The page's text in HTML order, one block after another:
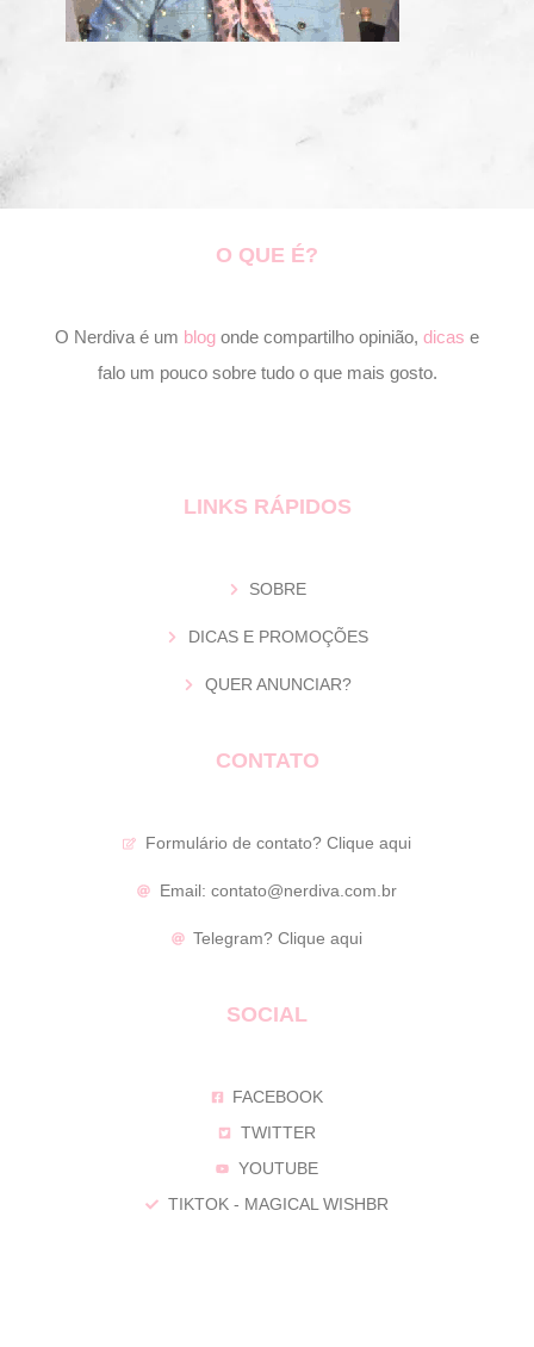
O QUE É?
O Nerdiva é um blog onde compartilho opinião, dicas e
falo um pouco sobre tudo o que mais gosto.
LINKS RÁPIDOS
SOBRE
DICAS E PROMOÇÕES
QUER ANUNCIAR?
CONTATO
Formulário de contato?Clique aqui
Email: contato@nerdiva.com.br
Telegram? Clique aqui
SOCIAL
FACEBOOK
TWITTER
YOUTUBE
TIKTOK - MAGICAL WISHBR